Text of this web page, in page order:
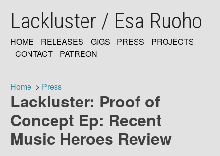
mainLackluster / Esa Ruoho
MAIN
HOME RELEASES GIGS PRESS
PROJECTS
CONTACT
PATREON
Breadcrumb
Home Press
Lackluster: Proof of
Concept Ep: Recent
Music Heroes Review